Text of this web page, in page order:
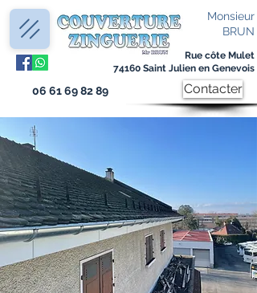
Monsieur
BRUN
Rue côte Mulet
74160 Saint Julien en Genevois
06 61 69 82 89 Contacter